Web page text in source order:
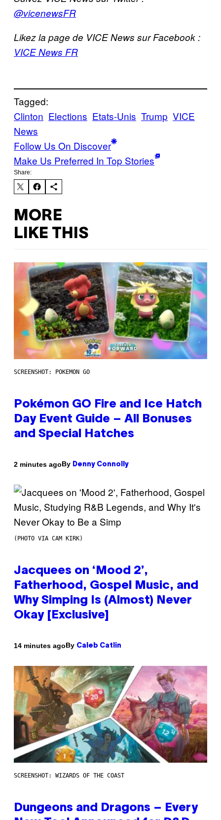
@vicenewsFR
Likez la page de VICE News sur Facebook :
VICE News FR
Tagged:
Clinton Elections Etats-Unis Trump VICE
News
Follow Us On Discover
Make Us Preferred In Top Stories
Share:
MORE
LIKE THIS
SCREENSHOT: POKEMON GO
Pokémon GO Fire and Ice Hatch
Day Event Guide – All Bonuses
and Special Hatches
2 minutes agoBy Denny Connolly
(PHOTO VIA CAM KIRK)
Jacquees on ‘Mood 2’,
Fatherhood, Gospel Music, and
Why Simping Is (Almost) Never
Okay [Exclusive]
14 minutes agoBy Caleb Catlin
SCREENSHOT: WIZARDS OF THE COAST
Dungeons and Dragons – Every